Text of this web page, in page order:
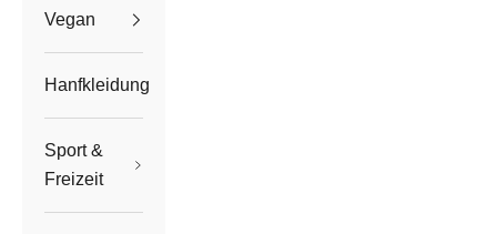
Vegan
Hanfkleidung
Sport &
Freizeit